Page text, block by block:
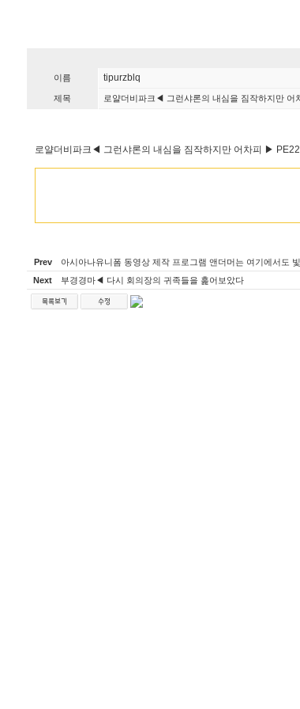
이름 tipurzblq
제목 로얄더비파크◀ 그런샤론의 내심을 짐작하지만 어
로얄더비파크◀ 그런샤론의 내심을 짐작하지만 어차피 ▶
Prev 아시아나유니폼 동영상 제작 프로그램 앤더머는 여기에서도
Next
부경경마◀ 다시 회의장의 귀족들을 훑어보았다